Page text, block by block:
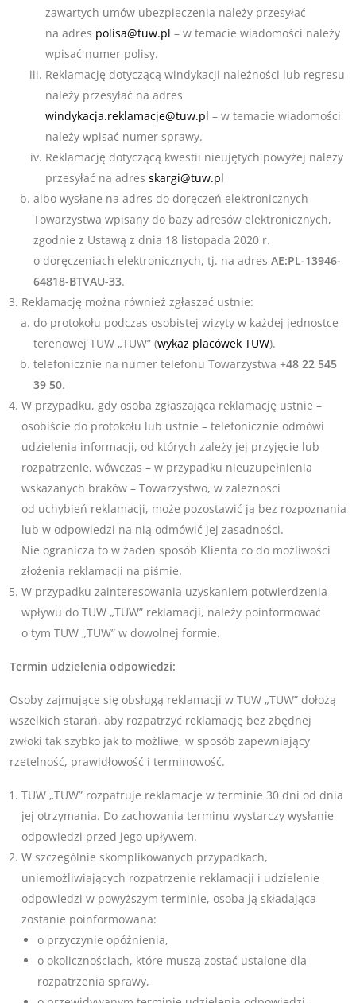
zawartych umów ubezpieczenia należy przesyłać
na adres polisa@tuw.pl – w temacie wiadomości należy
wpisać numer polisy.
Reklamację dotyczącą windykacji należności lub regresu
należy przesyłać na adres
windykacja.reklamacje@tuw.pl – w temacie wiadomości
należy wpisać numer sprawy.
Reklamację dotyczącą kwestii nieujętych powyżej należy
przesyłać na adres skargi@tuw.pl
albo wysłane na adres do doręczeń elektronicznych
Towarzystwa wpisany do bazy adresów elektronicznych,
zgodnie z Ustawą z dnia 18 listopada 2020 r.
o doręczeniach elektronicznych, tj. na adres AE:PL-13946-
64818-BTVAU-33.
Reklamację można również zgłaszać ustnie:
do protokołu podczas osobistej wizyty w każdej jednostce
terenowej TUW „TUW” (wykaz placówek TUW).
telefonicznie na numer telefonu Towarzystwa +48 22 545
39 50.
W przypadku, gdy osoba zgłaszająca reklamację ustnie –
osobiście do protokołu lub ustnie – telefonicznie odmówi
udzielenia informacji, od których zależy jej przyjęcie lub
rozpatrzenie, wówczas – w przypadku nieuzupełnienia
wskazanych braków – Towarzystwo, w zależności
od uchybień reklamacji, może pozostawić ją bez rozpoznania
lub w odpowiedzi na nią odmówić jej zasadności.
Nie ogranicza to w żaden sposób Klienta co do możliwości
złożenia reklamacji na piśmie.
W przypadku zainteresowania uzyskaniem potwierdzenia
wpływu do TUW „TUW” reklamacji, należy poinformować
o tym TUW „TUW” w dowolnej formie.
Termin udzielenia odpowiedzi:
Osoby zajmujące się obsługą reklamacji w TUW „TUW” dołożą
wszelkich starań, aby rozpatrzyć reklamację bez zbędnej
zwłoki tak szybko jak to możliwe, w sposób zapewniający
rzetelność, prawidłowość i terminowość.
TUW „TUW” rozpatruje reklamacje w terminie 30 dni od dnia
jej otrzymania. Do zachowania terminu wystarczy wysłanie
odpowiedzi przed jego upływem.
W szczególnie skomplikowanych przypadkach,
uniemożliwiających rozpatrzenie reklamacji i udzielenie
odpowiedzi w powyższym terminie, osoba ją składająca
zostanie poinformowana:
o przyczynie opóźnienia,
o okolicznościach, które muszą zostać ustalone dla
rozpatrzenia sprawy,